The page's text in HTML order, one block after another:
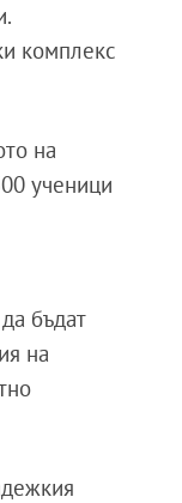
комплекс
на
ученици
бъдат
на